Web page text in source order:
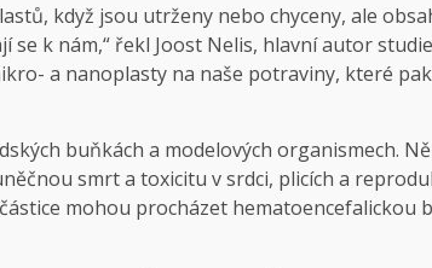
když jsou utrženy nebo chyceny, ale
k nám,“ řekl Joost Nelis, hlavní autor
a nanoplasty na naše potraviny, které pak
buňkách a modelových organismech.
smrt a toxicitu v srdci, plicích a
mohou procházet hematoencefalickou